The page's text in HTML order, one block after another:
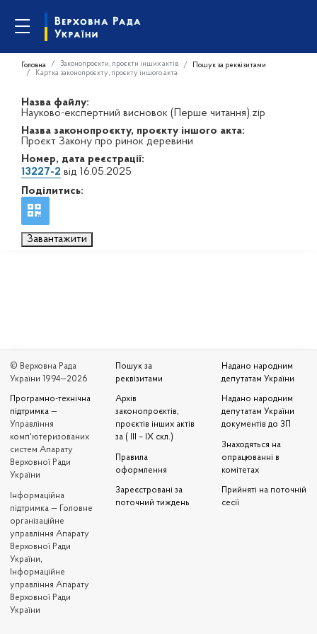
Головна Законопроєкти, проєкти інших актів
Пошук за реквізитами
Картка законопроєкту, проєкту іншого акта
Назва файлу:
Науково-експертний висновок (Перше читання).zip
Назва законопроєкту, проєкту іншого акта:
Проєкт Закону про ринок деревини
Номер, дата реєстрації:
13227-2 від 16.05.2025
Поділитись:
Завантажити
© Верховна Рада
України 1994—2026
Програмно-технічна
підтримка —
Управління
комп'ютеризованих
систем Апарату
Верховної Ради
України
Iнформаційна
підтримка — Головне
організаційне
управління Апарату
Верховної Ради
України,
Інформаційне
управління Апарату
Верховної Ради
України
Пошук за
реквізитами
Архів
законопроєктів,
проєктів інших актів
за ( III – IX скл.)
Правила
оформлення
Зареєстровані за
поточний тиждень
Надано народним
депутатам України
Надано народним
депутатам України
документів до ЗП
Знаходяться на
опрацюванні в
комітетах
Прийняті на поточній
сесії